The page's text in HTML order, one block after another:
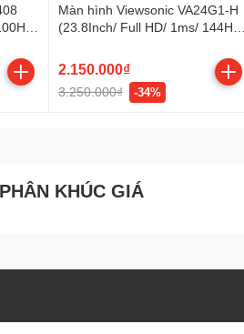
Màn hình Viewsonic VA24G1-H
(23.8Inch/ Full HD/ 1ms/ 144Hz/
2.150.000₫
3.250.000₫ -34%
KHÚC GIÁ